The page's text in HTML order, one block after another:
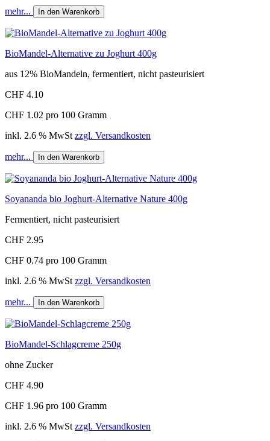
mehr... In den Warenkorb
BioMandel-Alternative zu Joghurt 400g
aus 12% BioMandeln, fermentiert, nicht pasteurisiert
CHF 4.10
CHF 1.02 pro 100 Gramm
inkl. 2.6 % MwSt zzgl. Versandkosten
mehr... In den Warenkorb
Soyananda bio Joghurt-Alternative Nature 400g
Fermentiert, nicht pasteurisiert
CHF 2.95
CHF 0.74 pro 100 Gramm
inkl. 2.6 % MwSt zzgl. Versandkosten
mehr... In den Warenkorb
BioMandel-Schlagcreme 250g
ohne Zucker
CHF 4.90
CHF 1.96 pro 100 Gramm
inkl. 2.6 % MwSt zzgl. Versandkosten